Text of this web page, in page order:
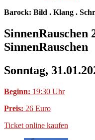
Barock: Bild . Klang .
SinnenRauschen
SinnenRauschen
Sonntag,
Beginn: 19:30 Uhr
Preis: 26 Euro
Ticket online kaufen